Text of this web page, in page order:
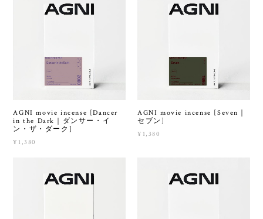
AGNI movie incense [Dancer
in the Dark｜ダンサー・イ
ン・ザ・ダーク]
¥1,380
AGNI movie incense [Seven｜
セブン]
¥1,380